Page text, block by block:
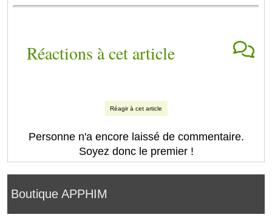
Boutique APPHIM
Réactions à cet article
Réagir à cet article
Personne n'a encore laissé de commentaire.
Soyez donc le premier !